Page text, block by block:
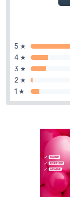
5 ★
4 ★
3 ★
2 ★
1 ★